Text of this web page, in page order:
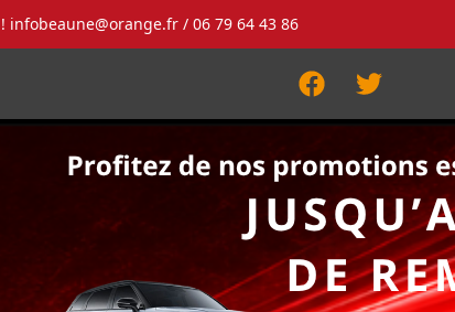
infobeaune@orange.fr/ 06 79 64 43 86
FacebookTwitter